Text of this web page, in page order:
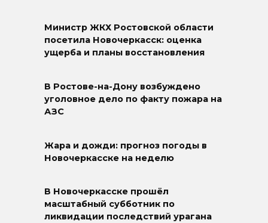
Министр ЖКХ Ростовской области
посетила Новочеркасск: оценка
ущерба и планы восстановления
В Ростове-на-Дону возбуждено
уголовное дело по факту пожара на
АЗС
Жара и дожди: прогноз погоды в
Новочеркасске на неделю
В Новочеркасске прошёл
масштабный субботник по
ликвидации последствий урагана